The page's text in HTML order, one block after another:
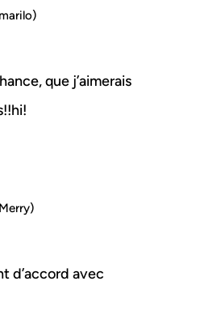
que j’aimerais
d’accord avec